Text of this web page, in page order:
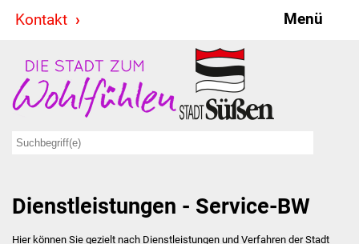
Kontakt Menü
Stadt & Politik
Bürgermeister
Ausschüsse
Dienstleistungen - Service-BW
Hier können Sie gezielt nach Dienstleistungen und Verfahren der Stadt